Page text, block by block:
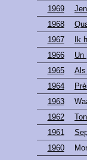
1969
1968
1967
Ik
1966
Un
1965
Als
1964
1963
1962
1961
1960